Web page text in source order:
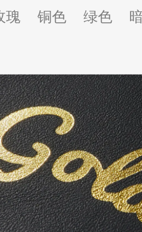
瑰 铜色 绿色